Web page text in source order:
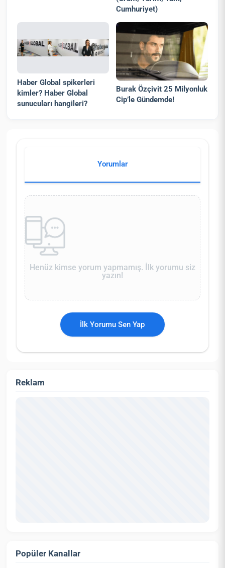
Cumhuriyet)
Haber Global spikerleri
kimler? Haber Global
sunucuları hangileri?
Burak Özçivit 25 Milyonluk
Cip’le Gündemde!
Yorumlar
Henüz kimse yorum yapmamış. İlk yorumu siz
yazın!
İlk Yorumu Sen Yap
Reklam
Popüler Kanallar